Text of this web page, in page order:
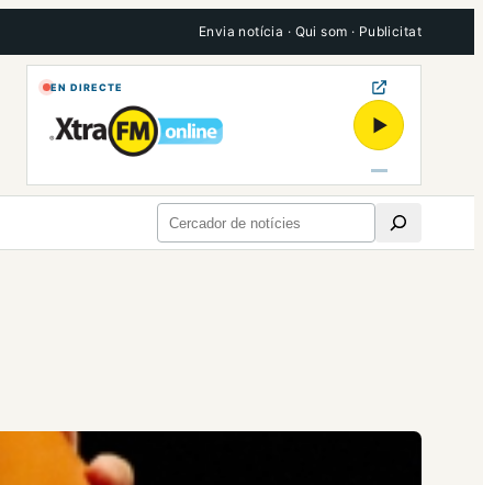
Envia notícia · Qui som · Publicitat
EN DIRECTE
▶
Cerca